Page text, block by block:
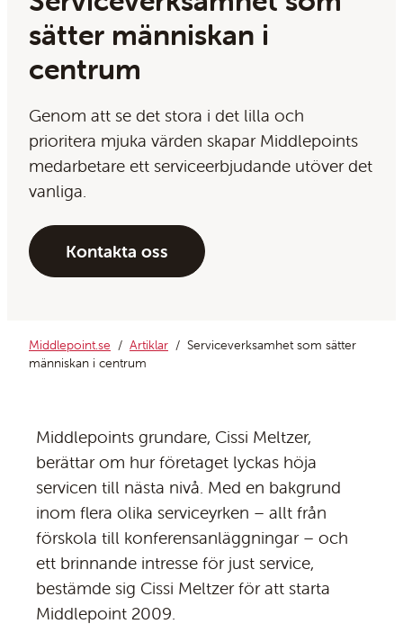
sätter människan i
centrum
Genom att se det stora i det lilla och
prioritera mjuka värden skapar Middlepoints
medarbetare ett serviceerbjudande utöver det
vanliga.
Kontakta oss
Middlepoint.se Artiklar
Serviceverksamhet som sätter
människan i centrum
Middlepoints grundare, Cissi Meltzer,
berättar om hur företaget lyckas höja
servicen till nästa nivå. Med en bakgrund
inom flera olika serviceyrken – allt från
förskola till konferensanläggningar – och
ett brinnande intresse för just service,
bestämde sig Cissi Meltzer för att starta
Middlepoint 2009.